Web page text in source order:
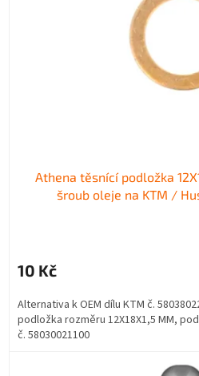
Athena těsnící podložka
šroub oleje na KTM /
10 Kč
Alternativa k OEM dílu KTM č.
podložka rozměru 12X18X1,5 MM,
č. 58030021100